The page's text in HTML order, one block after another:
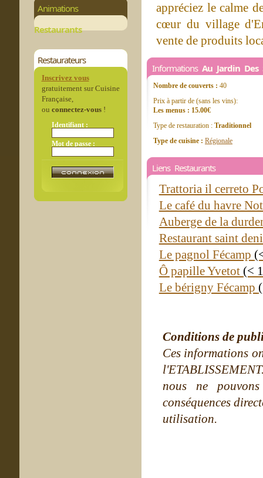
Animations
Restaurants
Restaurateurs
Inscrivez vous
gratuitement sur Cuisine
Française,
ou connectez-vous!
Identifiant :
Mot de passe :
appréciez le calme
cœur du village
vente de produits
Informations Au Jardin Des
Nombre de couverts : 40
Prix à partir de (sans les vins):
Les menus : 15.00€
Type de restauration : Traditionnel
Type de cuisine : Régionale
Liens Restaurants
Trattoria il cerreto
Le café du havre
Auberge de la
Restaurant saint
Le pagnol Fécamp
Ô papille Yvetot (<
Le bérigny Fécamp
Conditions de
Ces informations
nous ne
conséquences
utilisation.